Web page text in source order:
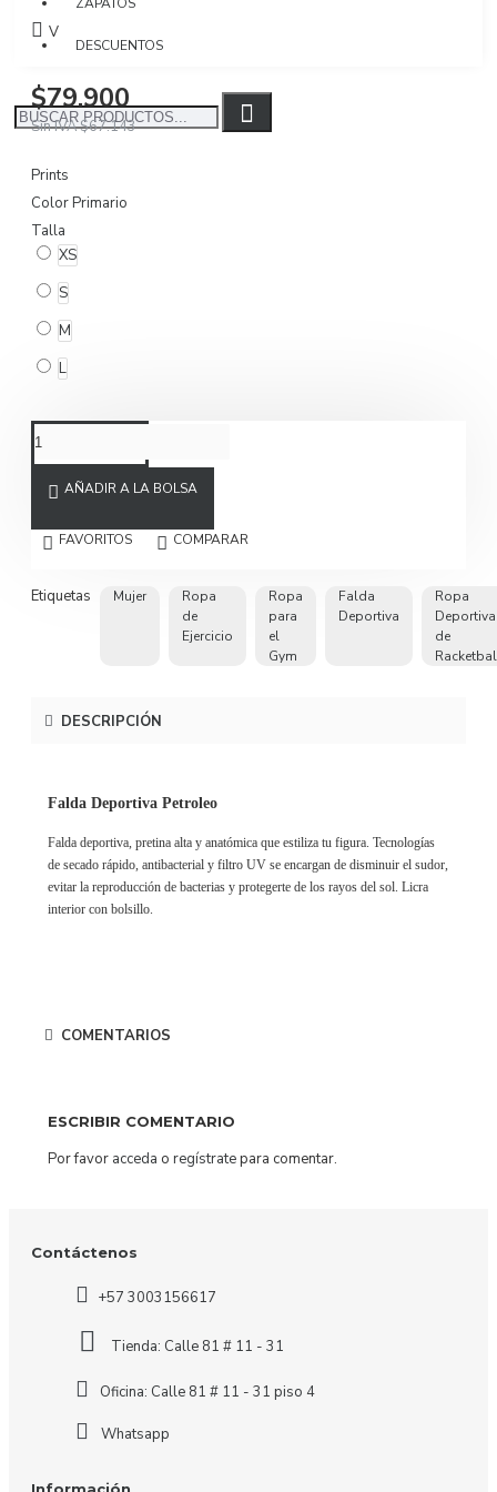
DESCUENTOS
Visto: 1036
$79.900
Sin IVA $67.143
Prints
Color Primario
Talla
XS
S
M
L
AÑADIR A LA BOLSA
FAVORITOS COMPARAR
Etiquetas Mujer
Ropa
de
Ejercicio
Ropa
para
el
Gym
Falda
Deportiva
Ropa
Deportiva
de
DESCRIPCIÓN
Falda Deportiva Petroleo
Falda deportiva, pretina alta y anatómica que estiliza tu figura. Tecnologías
de secado rápido, antibacterial y filtro UV se encargan de disminuir el sudor,
evitar la reproducción de bacterias y protegerte de los rayos del sol. Licra
interior con bolsillo.
COMENTARIOS
ESCRIBIR COMENTARIO
Por favor acceda o regístratepara comentar.
Contáctenos
+57 3003156617
Tienda: Calle 81 # 11 - 31
Oficina: Calle 81 # 11 - 31 piso 4
Whatsapp
Información